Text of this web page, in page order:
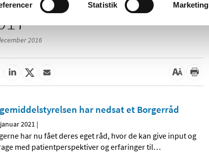
Statistik Marketing
2016
har nedsat et Borgerråd
2021 |
har nu fået deres eget råd, hvor de kan give input og
med patientperspektiver og erfaringer til…